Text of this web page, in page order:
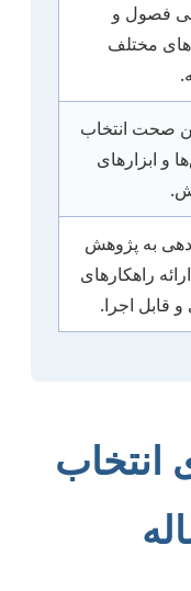
فصول و
مختلف
صحت انتخاب
و ابزارهای
به پژوهش
راهکارهای
قابل اجرا.
انتخاب